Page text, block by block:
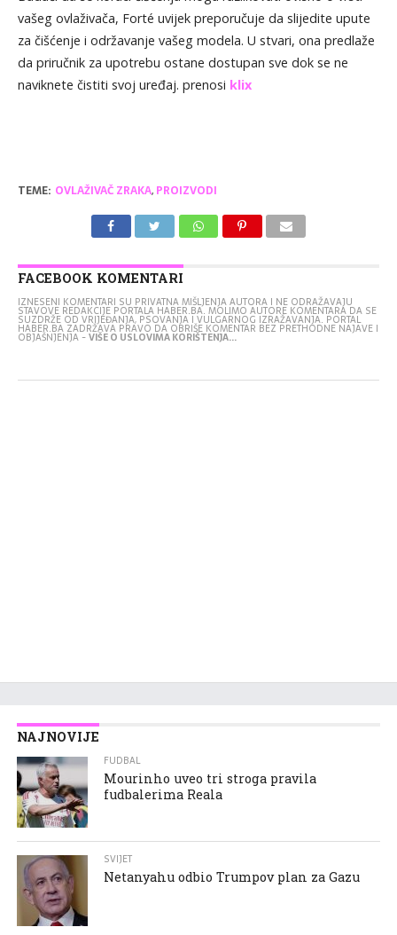
vašeg ovlaživača, Forté uvijek preporučuje da slijedite upute
za čišćenje i održavanje vašeg modela. U stvari, ona predlaže
da priručnik za upotrebu ostane dostupan sve dok se ne
naviknete čistiti svoj uređaj. prenosi klix
TEME: OVLAŽIVAČ ZRAKA, PROIZVODI
FACEBOOK KOMENTARI
IZNESENI KOMENTARI SU PRIVATNA MIŠLJENJA AUTORA I NE ODRAŽAVAJU
STAVOVE REDAKCIJE PORTALA HABER.BA. MOLIMO AUTORE KOMENTARA DA SE
SUZDRŽE OD VRIJEĐANJA, PSOVANJA I VULGARNOG IZRAŽAVANJA. PORTAL
HABER.BA ZADRŽAVA PRAVO DA OBRIŠE KOMENTAR BEZ PRETHODNE NAJAVE I
OBJAŠNJENJA -VIŠE O USLOVIMA KORIŠTENJA...
NAJNOVIJE
FUDBAL
Mourinho uveo tri stroga pravila
fudbalerima Reala
SVIJET
Netanyahu odbio Trumpov plan za Gazu